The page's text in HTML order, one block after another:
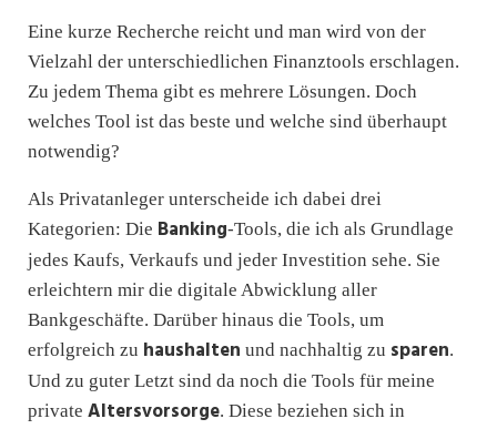
Eine kurze Recherche reicht und man wird von der
Vielzahl der unterschiedlichen Finanztools erschlagen.
Zu jedem Thema gibt es mehrere Lösungen. Doch
welches Tool ist das beste und welche sind überhaupt
notwendig?
Als Privatanleger unterscheide ich dabei drei
Kategorien: Die Banking-Tools, die ich als Grundlage
jedes Kaufs, Verkaufs und jeder Investition sehe. Sie
erleichtern mir die digitale Abwicklung aller
Bankgeschäfte. Darüber hinaus die Tools, um
erfolgreich zu haushalten und nachhaltig zu sparen.
Und zu guter Letzt sind da noch die Tools für meine
private Altersvorsorge. Diese beziehen sich in